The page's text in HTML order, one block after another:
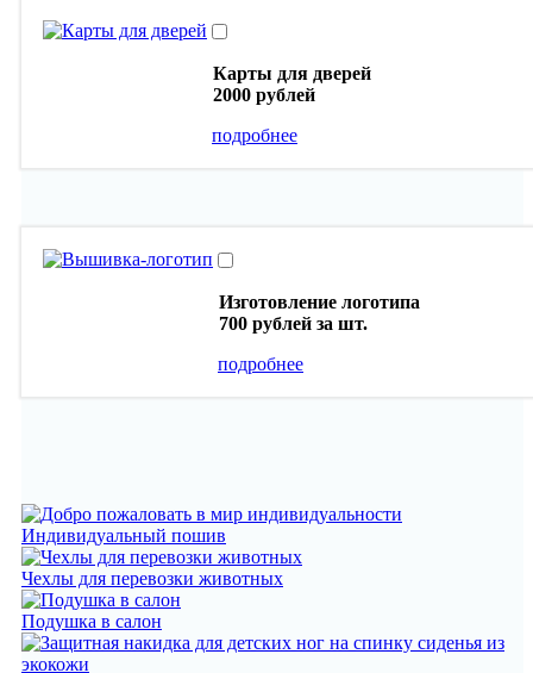
Карты для дверей
2000 рублей
подробнее
Изготовление логотипа
700 рублей за шт.
подробнее
Индивидуальный пошив
Чехлы для перевозки животных
Подушка в салон